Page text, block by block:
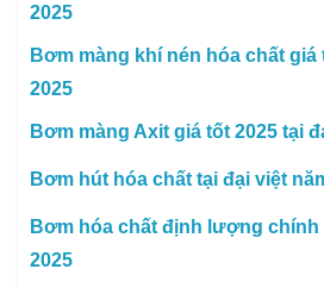
2025
Bơm màng khí nén hóa chất giá
2025
Bơm màng Axit giá tốt 2025 tại
Bơm hút hóa chất tại đại việt
Bơm hóa chất định lượng chính
2025